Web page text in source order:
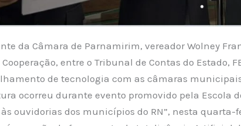
da Câmara de Parnamirim, vereador Wolney
entre o Tribunal de Contas do Estado,
de tecnologia com as câmaras
ocorreu durante evento promovido pela Escola
ouvidorias dos municípios do RN”, nesta quarta-